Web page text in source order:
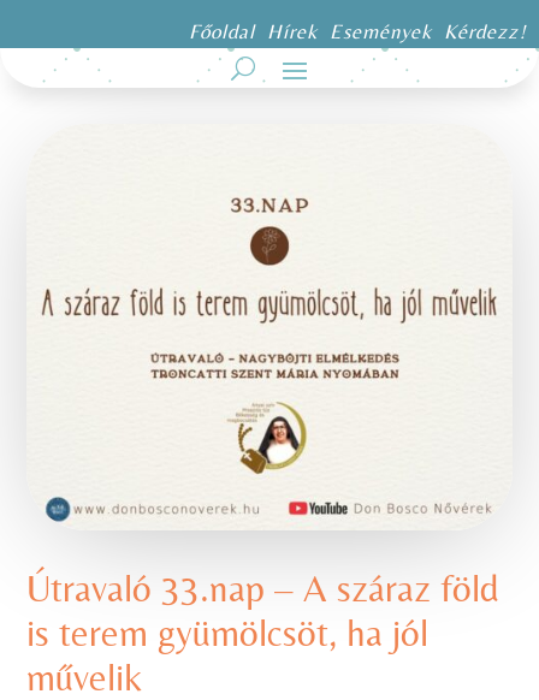
Főoldal Hírek Események Kérdezz!
Útravaló 33.nap – A száraz föld
is terem gyümölcsöt, ha jól
művelik